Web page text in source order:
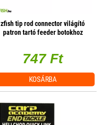
zfish tip rod connector világító
patron tartó feeder botokhoz
747 Ft
KOSÁRBA